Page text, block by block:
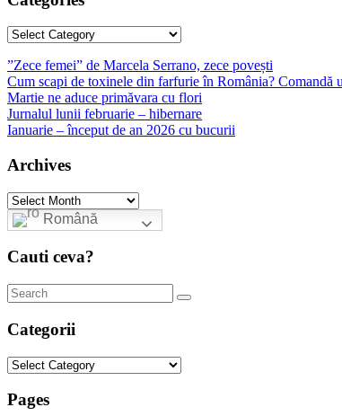
Categories
”Zece femei” de Marcela Serrano, zece povești
Cum scapi de toxinele din farfurie în România? Comandă
Martie ne aduce primăvara cu flori
Jurnalul lunii februarie – hibernare
Ianuarie – început de an 2026 cu bucurii
Archives
Archives
Română
Cauti ceva?
Categorii
Categorii
Pages